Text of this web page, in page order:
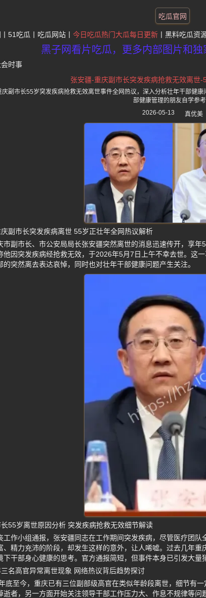
吃瓜官网
51吃瓜 吃瓜网站 今日吃瓜热门大瓜每日更新 黑料吃瓜资
黑子网看片吃瓜，更多内部图片和
时事
张安疆-重庆副市长突发疾病抢救无效离世-
庆副市长55岁突发疾病抢救无效离世事件全网热议，深入分析壮年干部健
部健康管理的朋友自学参考
2026-05-13
真优美
副市长突发疾病离世 55岁正壮年全网热议解析
市副市长、市公安局局长张安疆突然离世的消息迅速传开，享
他因突发疾病经抢救无效，于2026年5月7日上午不幸去世。这
的突然离去表达哀悼，同时也对壮年干部健康问题产生关注。
55岁离世原因分析 突发疾病抢救无效细节解读
工作小组通报，张安疆同志在工作期间突发疾病，尽管医疗团
、精力充沛的阶段，却发生这样的意外，让人唏嘘。过去几年
下干部身心健康的思考。官方通报简短，但事件本身已引发大量
名高官异常离世现象 网络热议背后趋势探讨
底至今，重庆已有三位副部级高官在类似年龄段离世，细节有
逝者，另一方面开始关注领导干部工作压力大、作息不规律等